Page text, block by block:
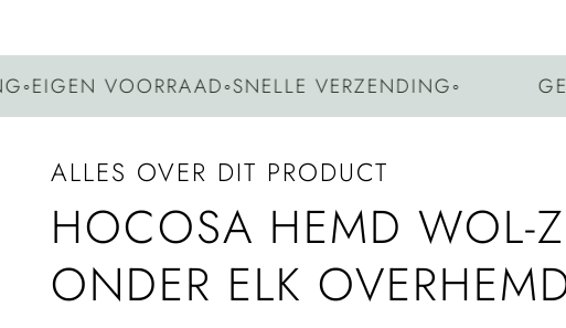
VOORRAAD◦SNELLE VERZENDING◦ GEEN
ALLES OVER DIT PRODUCT
HOCOSA HEMD WOL-
ONDER ELK